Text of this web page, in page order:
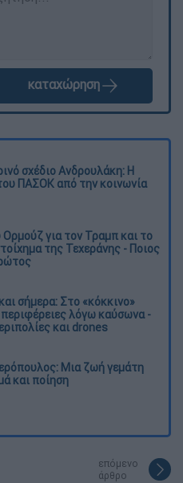
καταχώρηση
σχέδιο Ανδρουλάκη: Η
ΠΑΣΟΚ από την κοινωνία
Ορμούζ για τον Τραμπ και το
της Τεχεράνης - Ποιος
σήμερα: Στο «κόκκινο»
περιφέρειες λόγω καύσωνα -
και drones
Μια ζωή γεμάτη
και ποίηση
επόμενο
άρθρο